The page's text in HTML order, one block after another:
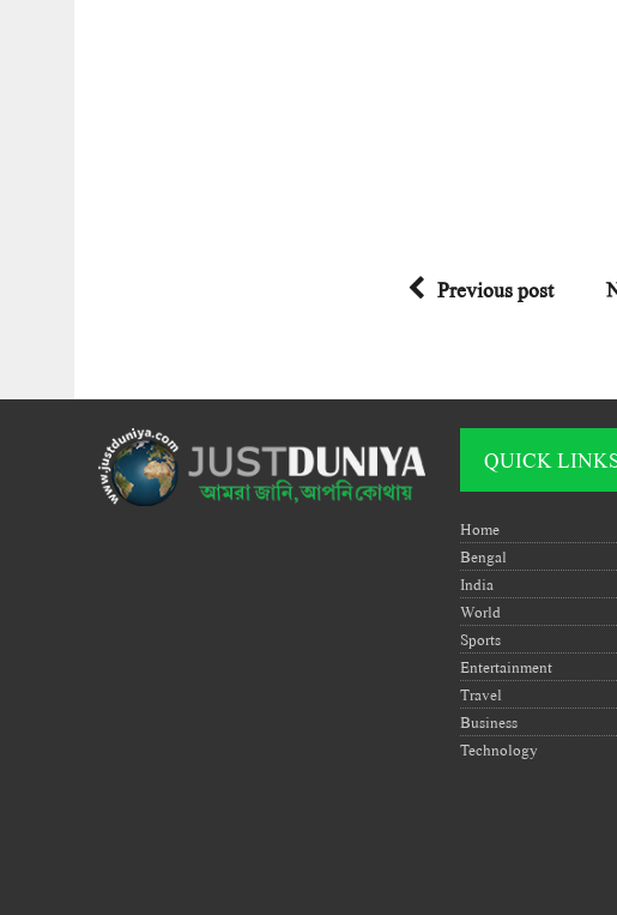
Previous post
QUICK
Home
Bengal
India
World
Sports
Entertainment
Travel
Business
Technology